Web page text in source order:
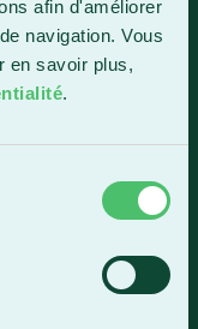
afin d'améliorer
navigation. Vous
en savoir plus,
.